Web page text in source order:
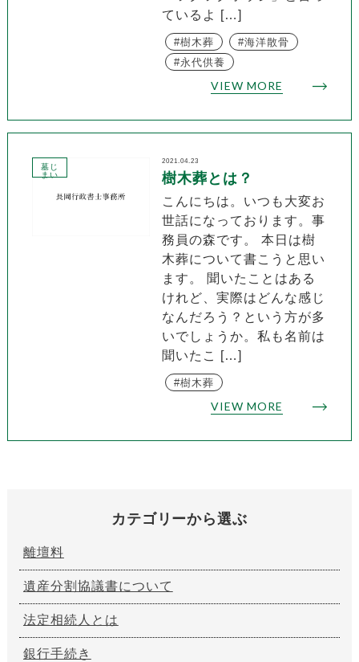
ているよ […]
樹木葬
海洋散骨
永代供養
VIEW MORE
墓じ
まい
2021.04.23
樹木葬とは？
こんにちは。いつも大変お
世話になっております。事
務員の森です。 本日は樹
木葬について書こうと思い
ます。 聞いたことはある
けれど、実際はどんな感じ
なんだろう？という方が多
いでしょうか。私も名前は
聞いたこ […]
樹木葬
VIEW MORE
カテゴリーから選ぶ
離壇料
遺産分割協議書について
法定相続人とは
銀行手続き